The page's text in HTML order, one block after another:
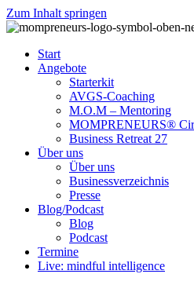
Zum Inhalt springen
Start
Angebote
Starterkit
AVGS-Coaching
M.O.M – Mentoring
MOMPRENEURS®
Business Retreat 27
Über uns
Über uns
Businessverzeichnis
Presse
Blog/Podcast
Blog
Podcast
Termine
Live: mindful intelligence